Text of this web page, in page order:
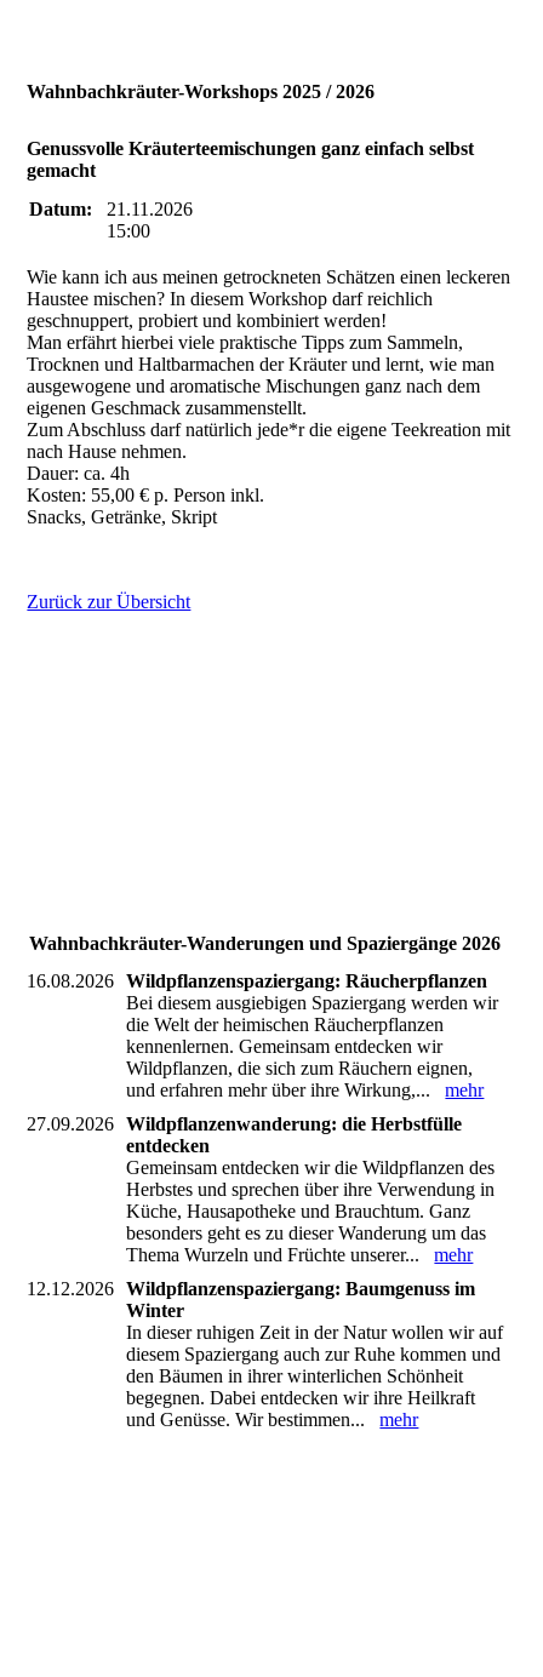
Wahnbachkräuter-Workshops 2025 / 2026
Genussvolle Kräuterteemischungen ganz einfach selbst
gemacht
Datum:
21.11.2026
15:00
Wie kann ich aus meinen getrockneten Schätzen einen leckeren
Haustee mischen? In diesem Workshop darf reichlich
geschnuppert, probiert und kombiniert werden!
Man erfährt hierbei viele praktische Tipps zum Sammeln,
Trocknen und Haltbarmachen der Kräuter und lernt, wie man
ausgewogene und aromatische Mischungen ganz nach dem
eigenen Geschmack zusammenstellt.
Zum Abschluss darf natürlich jede*r die eigene Teekreation mit
nach Hause nehmen.
Dauer: ca. 4h
Kosten: 55,00 € p. Person inkl.
Snacks, Getränke, Skript
Zurück zur Übersicht
Wahnbachkräuter-Wanderungen und Spaziergänge 2026
16.08.2026
Wildpflanzenspaziergang: Räucherpflanzen
Bei diesem ausgiebigen Spaziergang werden wir
die Welt der heimischen Räucherpflanzen
kennenlernen. Gemeinsam entdecken wir
Wildpflanzen, die sich zum Räuchern eignen,
und erfahren mehr über ihre Wirkung,...mehr
27.09.2026
Wildpflanzenwanderung: die Herbstfülle
entdecken
Gemeinsam entdecken wir die Wildpflanzen des
Herbstes und sprechen über ihre Verwendung in
Küche, Hausapotheke und Brauchtum. Ganz
besonders geht es zu dieser Wanderung um das
Thema Wurzeln und Früchte unserer...mehr
12.12.2026
Wildpflanzenspaziergang: Baumgenuss im
Winter
In dieser ruhigen Zeit in der Natur wollen wir auf
diesem Spaziergang auch zur Ruhe kommen und
den Bäumen in ihrer winterlichen Schönheit
begegnen. Dabei entdecken wir ihre Heilkraft
und Genüsse. Wir bestimmen...mehr